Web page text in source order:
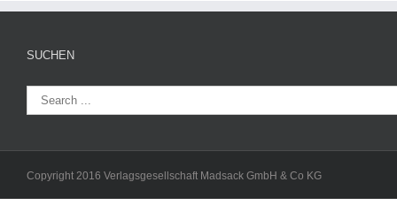
SUCHEN
Copyright 2016 Verlagsgesellschaft Madsack GmbH & Co KG